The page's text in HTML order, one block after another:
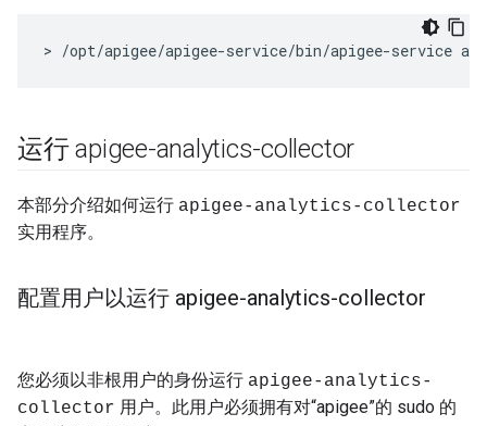
> /opt/apigee/apigee-service/bin/apigee-service
运行 apigee-analytics-collector
本部分介绍如何运行 apigee-analytics-collector
实用程序。
配置用户以运行 apigee-analytics-collector
您必须以非根用户的身份运行 apigee-analytics-
collector 用户。此用户必须拥有对“apigee”的 sudo 的